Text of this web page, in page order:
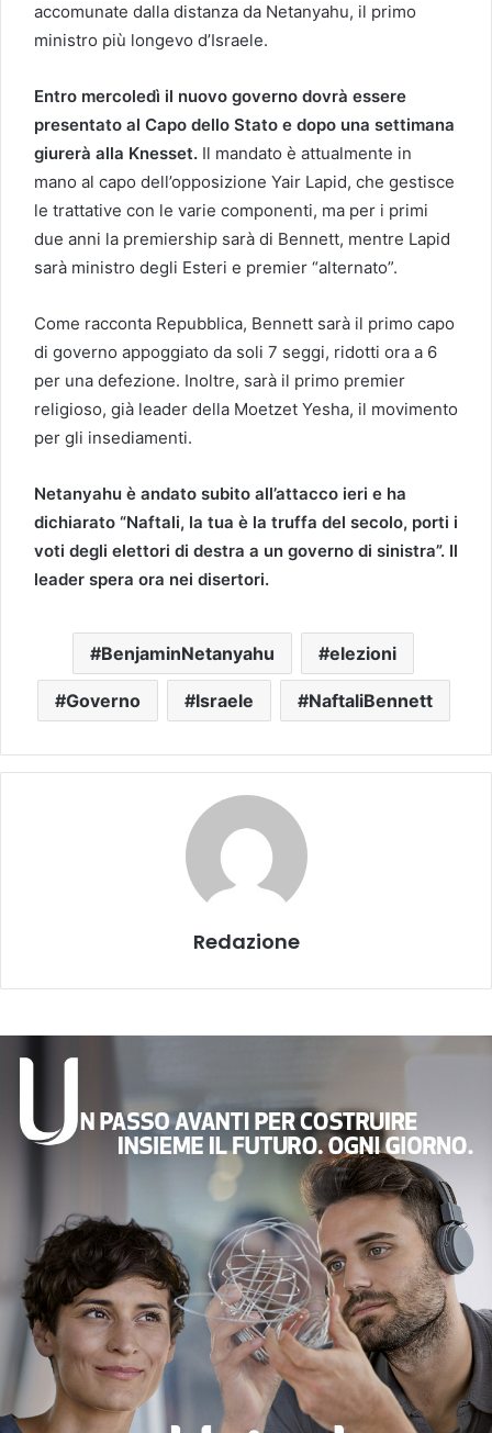
accomunate dalla distanza da Netanyahu, il primo
ministro più longevo d’Israele.
Entro mercoledì il nuovo governo dovrà essere
presentato al Capo dello Stato e dopo una settimana
giurerà alla Knesset. Il mandato è attualmente in
mano al capo dell’opposizione Yair Lapid, che gestisce
le trattative con le varie componenti, ma per i primi
due anni la premiership sarà di Bennett, mentre Lapid
sarà ministro degli Esteri e premier “alternato”.
Come racconta Repubblica, Bennett sarà il primo capo
di governo appoggiato da soli 7 seggi, ridotti ora a 6
per una defezione. Inoltre, sarà il primo premier
religioso, già leader della Moetzet Yesha, il movimento
per gli insediamenti.
Netanyahu è andato subito all’attacco ieri e ha
dichiarato “Naftali, la tua è la truffa del secolo, porti i
voti degli elettori di destra a un governo di sinistra”. Il
leader spera ora nei disertori.
BenjaminNetanyahu elezioni
Governo Israele NaftaliBennett
Redazione